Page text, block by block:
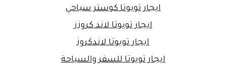
ايجار تويوتا كوستر سياحي
ايجار تويوتا لاند كروزر
ايجار تويوتا لاندكروز
ايجار تويوتا للسفر والسياحة